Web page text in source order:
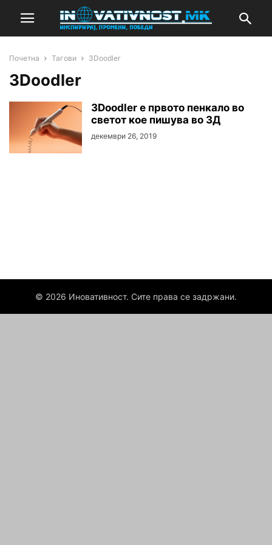
Почетна Тагови 3Doodler
3Doodler
3Doodler е првото пенкало во
светот кое пишува во 3Д
декември 26, 2019
© 2026 Иновативност. Сите права се задржани.